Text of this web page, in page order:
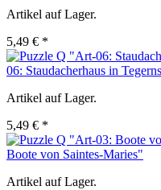
Artikel auf Lager.
5,49 € *
06: Staudacherhaus in
Artikel auf Lager.
5,49 € *
Boote von Saintes-Maries"
Artikel auf Lager.